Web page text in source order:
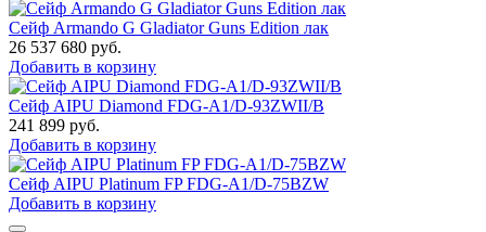
Сейф Armando G Gladiator Guns Edition лак
26 537 680 руб.
Добавить в корзину
Сейф AIPU Diamond FDG-A1/D-93ZWII/B
241 899 руб.
Добавить в корзину
Сейф AIPU Platinum FP FDG-A1/D-75BZW
Добавить в корзину